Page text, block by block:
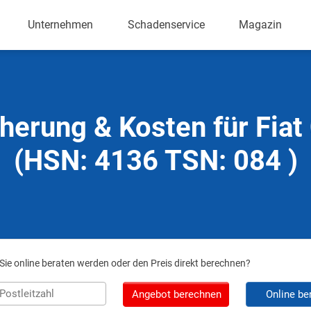
Unternehmen Schadenservice Magazin
& Kosten für Fiat
(HSN: 4136 TSN: 084 )
online beraten werden oder den Preis direkt berechnen?
Angebot berechnen Online